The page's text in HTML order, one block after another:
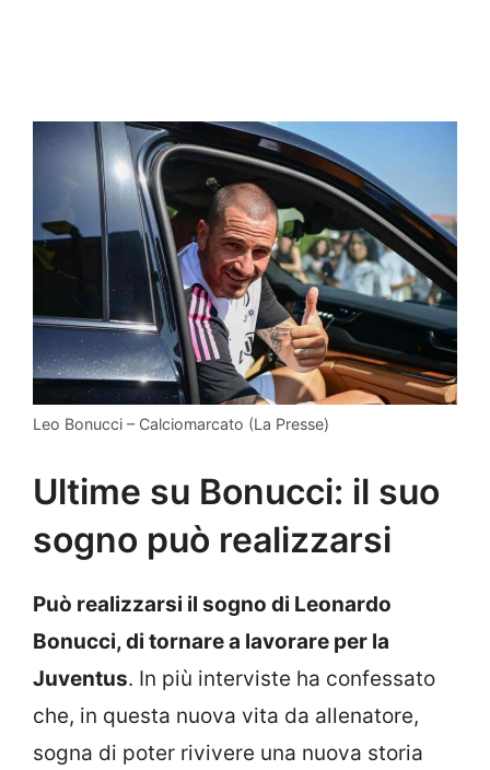
Leo Bonucci – Calciomarcato (La Presse)
Ultime su Bonucci: il suo
sogno può realizzarsi
Può realizzarsi il sogno di Leonardo
Bonucci, di tornare a lavorare per la
Juventus. In più interviste ha confessato
che, in questa nuova vita da allenatore,
sogna di poter rivivere una nuova storia